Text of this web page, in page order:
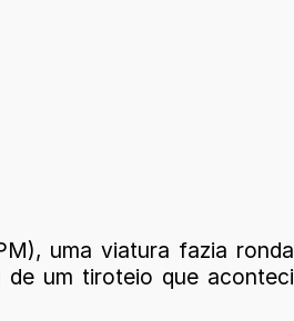
uma viatura fazia
um tiroteio que